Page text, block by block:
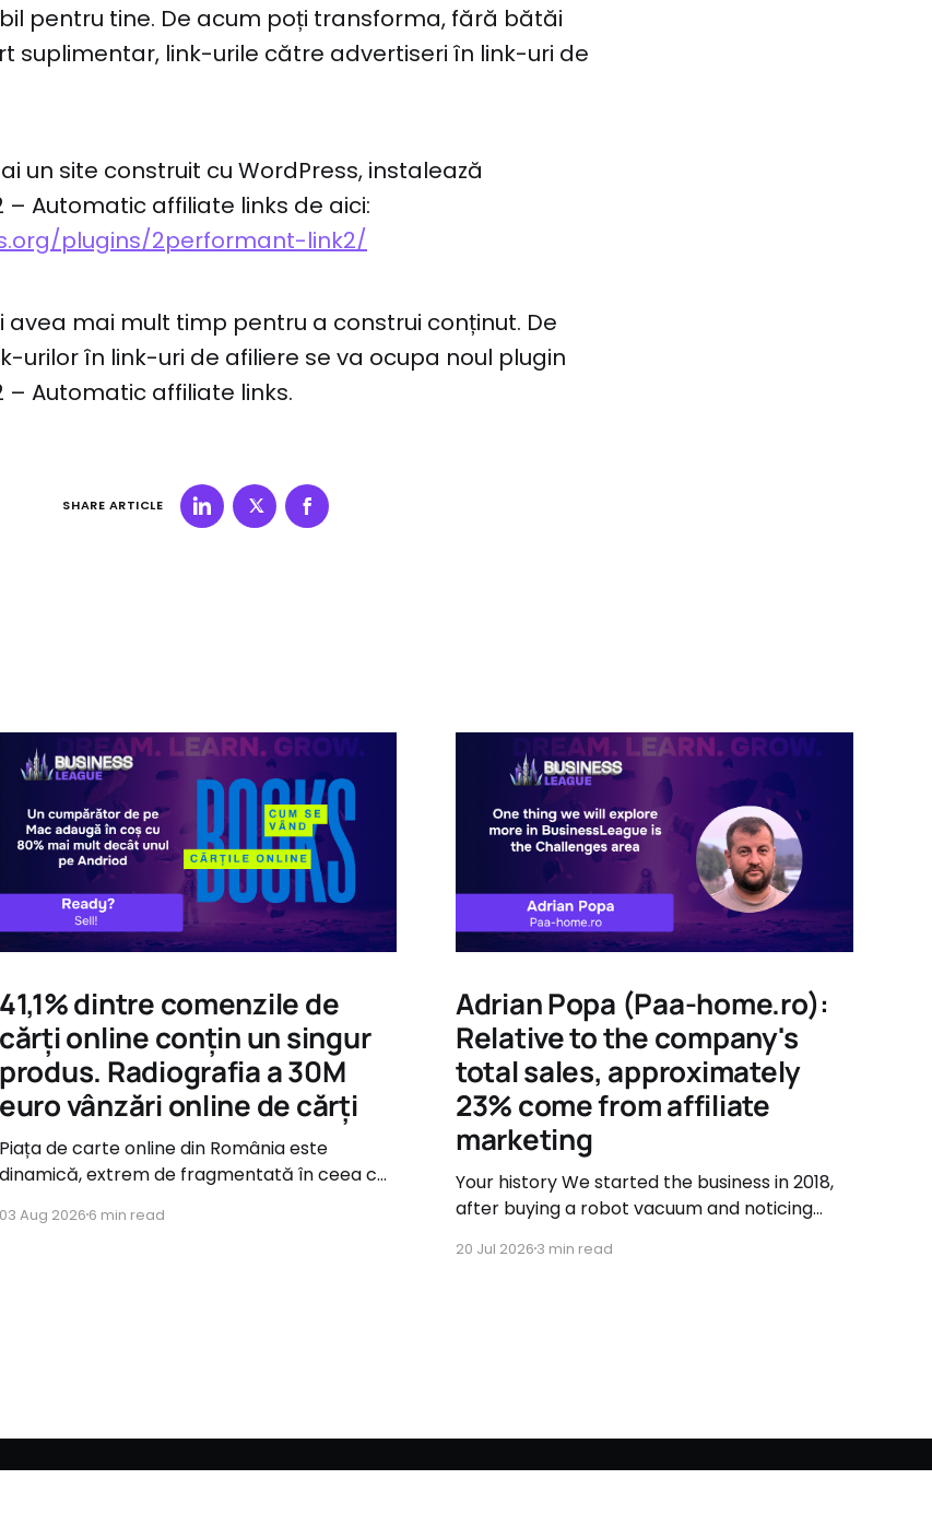
pentru tine. De acum poți transforma, fără bătăi
suplimentar, link-urile către advertiseri în link-uri de
un site construit cu WordPress, instalează
– Automatic affiliate links de aici:
plugins/2performant-link2/
avea mai mult timp pentru a construi conținut. De
urilor în link-uri de afiliere se va ocupa noul plugin
– Automatic affiliate links.
SHARE ARTICLE
41,1% dintre comenzile de
cărți online conțin un singur
produs. Radiografia a 30M
euro vânzări online de cărți
Piața de carte online din România este
dinamică, extrem de fragmentată în ceea ce
consum foarte clare atunci când vine vorba
03 Aug 20266 min read
Adrian Popa (Paa-home.ro):
Relative to the company's
total sales, approximately
23% come from affiliate
marketing
Your history We started the business in 2018,
after buying a robot vacuum and noticing
available. That's when we asked ourselves if
20 Jul 20263 min read